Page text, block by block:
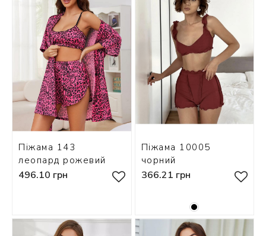
Піжама 143
леопард рожевий
496.10 грн
Піжама 10005
чорний
366.21 грн